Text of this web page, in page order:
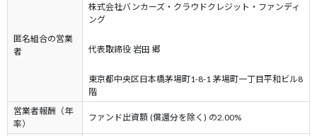
匿名組合の営業
者
株式会社バンカーズ・クラウドクレジット・ファンディ
ング
代表取締役 岩田 郷
東京都中央区日本橋茅場町1-8-1 茅場町一丁目平和ビル8
階
営業者報酬（年
率）
ファンド出資額 (償還分を除く) の2.00%